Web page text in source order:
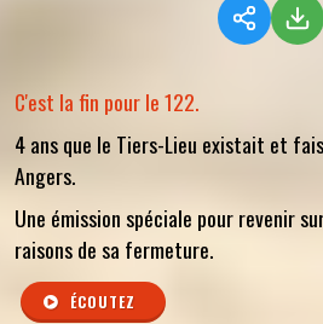
C'est la fin pour le 122.
4 ans que le Tiers-Lieu existait et
Angers.
Une émission spéciale pour revenir
raisons de sa fermeture.
ÉCOUTEZ